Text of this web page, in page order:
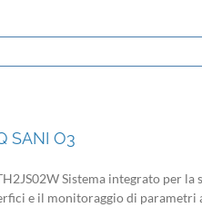
SANI O3
Sistema integrato per
e il monitoraggio di parametri